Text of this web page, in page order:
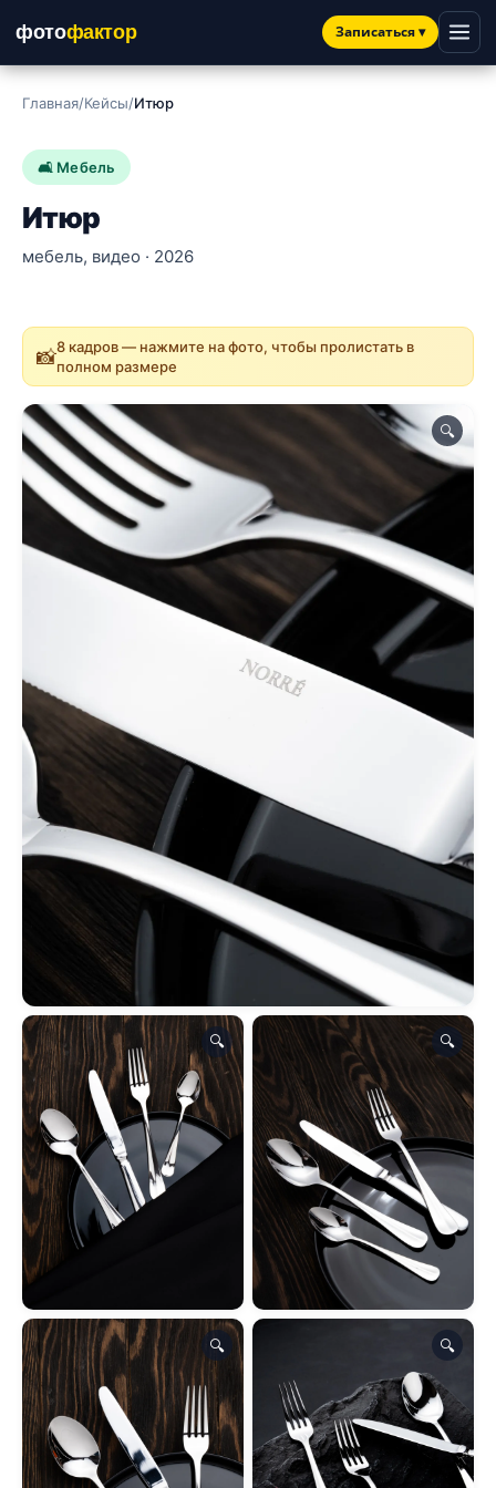
фотофактор Записаться▾
Главная/Кейсы/Итюр
🛋 Мебель
Итюр
мебель, видео · 2026
📸8 кадров — нажмите на фото, чтобы пролистать в
полном размере
🔍
🔍 🔍
🔍 🔍